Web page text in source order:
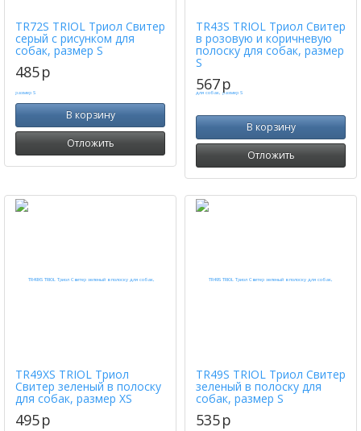
TR72S TRIOL Триол Cвитер
серый с рисунком для
собак, размер S
485p
В корзину
Отложить
TR43S TRIOL Триол Cвитер
в розовую и коричневую
полоску для собак, размер
S
567p
В корзину
Отложить
TR49XS TRIOL Триол
Cвитер зеленый в полоску
для собак, размер XS
495p
TR49S TRIOL Триол Cвитер
зеленый в полоску для
собак, размер S
535p